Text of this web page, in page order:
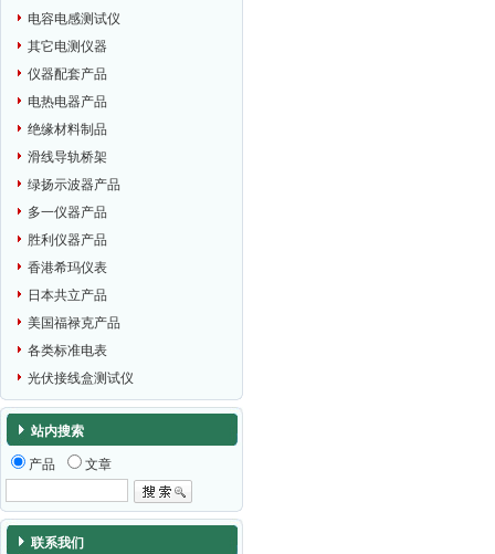
电容电感测试仪
其它电测仪器
仪器配套产品
电热电器产品
绝缘材料制品
滑线导轨桥架
绿扬示波器产品
多一仪器产品
胜利仪器产品
香港希玛仪表
日本共立产品
美国福禄克产品
各类标准电表
光伏接线盒测试仪
站内搜索
产品 文章
联系我们